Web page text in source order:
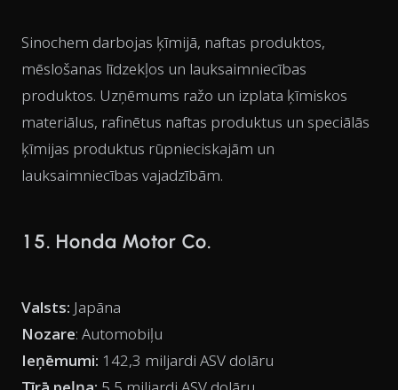
Sinochem darbojas ķīmijā, naftas produktos,
mēslošanas līdzekļos un lauksaimniecības
produktos. Uzņēmums ražo un izplata ķīmiskos
materiālus, rafinētus naftas produktus un speciālās
ķīmijas produktus rūpnieciskajām un
lauksaimniecības vajadzībām.
15. Honda Motor Co.
Valsts: Japāna
Nozare: Automobiļu
Ieņēmumi: 142,3 miljardi ASV dolāru